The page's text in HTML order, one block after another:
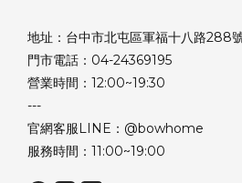
地址：台中市北屯區軍福十八路288
門市電話：04-24369195
營業時間：12:00~19:30
---
官網客服LINE：@bowhome
服務時間：11:00~19:00